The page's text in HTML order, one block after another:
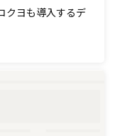
クヨも導入するデ